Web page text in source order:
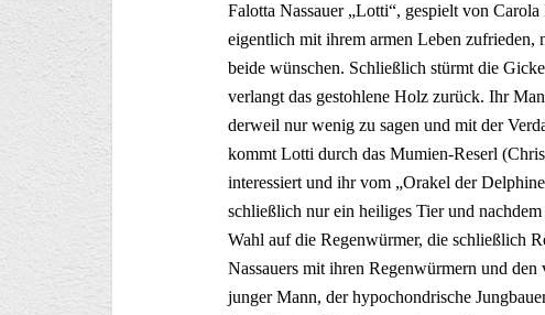
Falotta Nassauer „Lotti“, gespielt von
eigentlich mit ihrem armen Leben zufrieden,
beide wünschen. Schließlich stürmt die
verlangt das gestohlene Holz zurück. Ihr
derweil nur wenig zu sagen und mit der
kommt Lotti durch das Mumien-Reserl
interessiert und ihr vom „Orakel der
schließlich nur ein heiliges Tier und
Wahl auf die Regenwürmer, die schließlich
Nassauers mit ihren Regenwürmern und
junger Mann, der hypochondrische